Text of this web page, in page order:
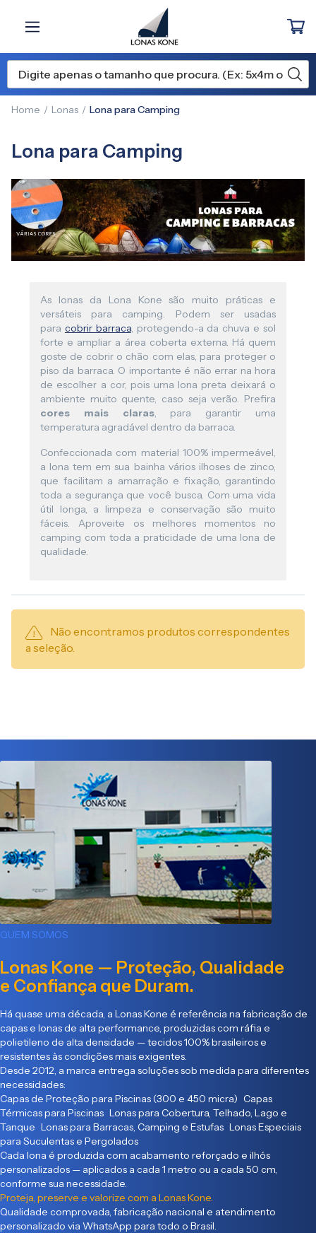
Home Lonas Lona para Camping
Lona para Camping
As lonas da Lona Kone são muito práticas e
versáteis para camping. Podem ser usadas
para cobrir barraca, protegendo-a da chuva e sol
forte e ampliar a área coberta externa. Há quem
goste de cobrir o chão com elas, para proteger o
piso da barraca. O importante é não errar na hora
de escolher a cor, pois uma lona preta deixará o
ambiente muito quente, caso seja verão. Prefira
cores mais claras, para garantir uma
temperatura agradável dentro da barraca.
Confeccionada com material 100% impermeável,
a lona tem em sua bainha vários ilhoses de zinco,
que facilitam a amarração e fixação, garantindo
toda a segurança que você busca. Com uma vida
útil longa, a limpeza e conservação são muito
fáceis. Aproveite os melhores momentos no
camping com toda a praticidade de uma lona de
qualidade.
Não encontramos produtos correspondentes
a seleção.
QUEM SOMOS
Lonas Kone — Proteção, Qualidade
e Confiança que Duram.
Há quase uma década, a Lonas Kone é referência na fabricação de
capas e lonas de alta performance, produzidas com ráfia e
polietileno de alta densidade — tecidos 100% brasileiros e
resistentes às condições mais exigentes.
Desde 2012, a marca entrega soluções sob medida para diferentes
necessidades:
Capas de Proteção para Piscinas (300 e 450 micra) Capas
Térmicas para Piscinas Lonas para Cobertura, Telhado, Lago e
Tanque Lonas para Barracas, Camping e Estufas Lonas Especiais
para Suculentas e Pergolados
Cada lona é produzida com acabamento reforçado e ilhós
personalizados — aplicados a cada 1 metro ou a cada 50 cm,
conforme sua necessidade.
Proteja, preserve e valorize com a Lonas Kone.
Qualidade comprovada, fabricação nacional e atendimento
personalizado via WhatsApp para todo o Brasil.